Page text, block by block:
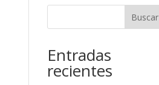
Buscar
Entradas
recientes